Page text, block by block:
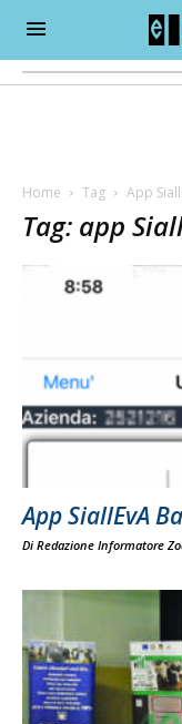
Home Tag App
Tag: app
App SiallEvA
Di Redazione Informatore